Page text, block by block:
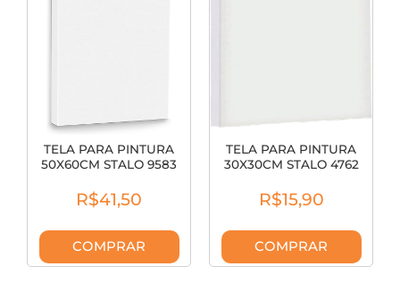
TELA PARA PINTURA
50X60CM STALO 9583
R$41,50
COMPRAR
TELA PARA PINTURA
30X30CM STALO 4762
R$15,90
COMPRAR